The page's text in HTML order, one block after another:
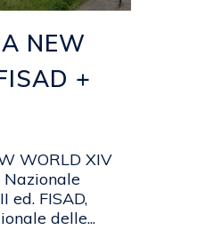
NEW
+
WORLD XIV
Nazionale
FISAD,
delle...